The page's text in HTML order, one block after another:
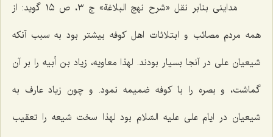
مَداینى بنابر نقل «شرح نهج البلاغة» ج ٣، ص ١٥ گوید: از
همه مردم مصائب و ابتلائات اهل کوفه بیشتر بود به سبب آنکه
شیعیان على در آنجا بسیار بودند. لهذا معاویه، زیاد بن أبیه را بر آن
گماشت، و بصره را با کوفه ضمیمه نمود. و چون زیاد عارف به
شیعیان در ایام على علیه السّلام بود لهذا سخت شیعه را تعقیب